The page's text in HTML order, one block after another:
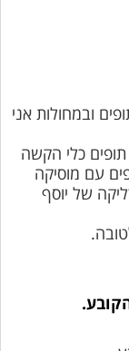
ובמחולות אני
כלי הקשה
עם מוסיקה
של יוסף